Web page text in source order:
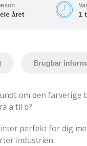
året 1
Brugbar
om den farverige
a til b?
perfekt for dig
industrien.